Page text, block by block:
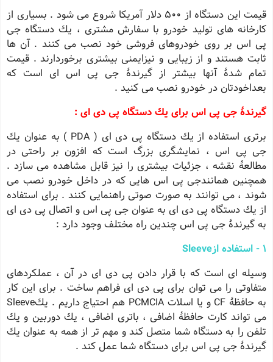
قیمت این دستگاه از 500 دلار آمریكا شروع می شود . بسیاری از
كارخانه های تولید خودرو با سفارش مشتری ، یك دستگاه جی
پی اس بر روی خودروهای فروشی خود نصب می كنند . آن ها
ثابت هستند و از زیبایی و نیزایمنی بیشتری برخوردارند . قیمت
تمام شدهٔ آنها بیشتر از گیرندهٔ جی پی اس ای است كه
بعداخودتان در خودرو نصب می كنید .
گیرندهٔ جی پی اس برای یك دستگاه پی دی ای :
برتری استفاده از یك دستگاه پی دی ای ( PDA ) به عنوان یك
جی پی اس ، نمایشگری بزرگ است كه افزون بر راحتی در
مطالعهٔ نقشه ، جزئیات بیشتری را نیز قابل مشاهده می سازد .
همچنین همانندجی پی اس هایی كه در داخل خودرو نصب می
شوند ، می توانند به صورت صوتی راهنمایی كنند . برای استفاده
از یك دستگاه پی دی ای به عنوان جی پی اس و اتصال پی دی ای
به گیرندهٔ جی پی اس چندین راه مختلف وجود دارد :
1 - استفاده ازSleeve
وسیله ای است كه با قرار دادن پی دی ای در آن ، عملكردهای
متفاوتی را می توان برای پی دی ای فراهم ساخت . برای این كار
به حافظهٔ CF و یا اسلات PCMCIA هم احتیاج داریم . یكSleeve
می تواند كارت حافظهٔ اضافی ، باتری اضافی ، یك دوربین و یك
تلفن را به دستگاه شما متصل كند و مهم تر از همه به عنوان یك
گیرندهٔ جی پی اس برای دستگاه شما عمل كند .